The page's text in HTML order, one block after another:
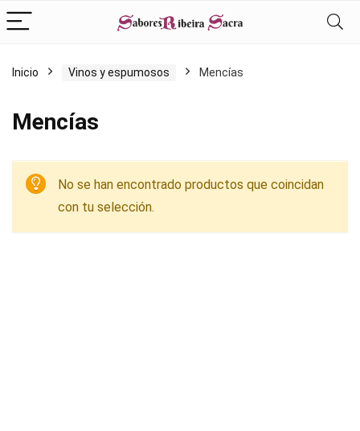
Inicio Vinos y espumosos Mencías
Mencías
No se han encontrado productos que coincidan
con tu selección.